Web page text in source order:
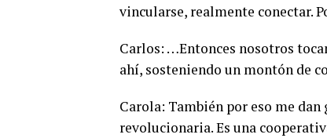
vincularse, realmente conectar.
Carlos: …Entonces nosotros
ahí, sosteniendo un montón de
Carola: También por eso me
revolucionaria. Es una